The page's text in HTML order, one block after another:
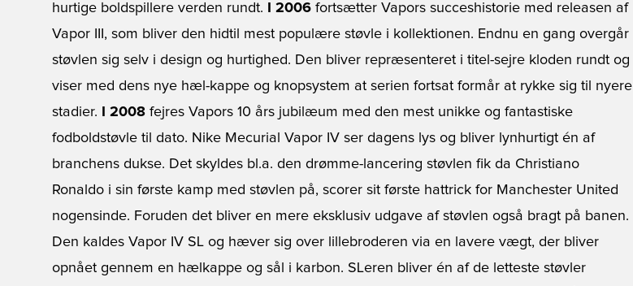
hurtige boldspillere verden rundt.
I 2006 fortsætter Vapors succeshistorie med releasen af
Vapor III, som bliver den hidtil mest populære støvle i kollektionen. Endnu en gang overgår
støvlen sig selv i design og hurtighed. Den bliver repræsenteret i titel-sejre kloden rundt og
viser med dens nye hæl-kappe og knopsystem at serien fortsat formår at rykke sig til nyere
stadier.
I 2008 fejres Vapors 10 års jubilæum med den mest unikke og fantastiske
fodboldstøvle til dato. Nike Mecurial Vapor IV ser dagens lys og bliver lynhurtigt én af
branchens dukse. Det skyldes bl.a. den drømme-lancering støvlen fik da Christiano
Ronaldo i sin første kamp med støvlen på, scorer sit første hattrick for Manchester United
nogensinde. Foruden det bliver en mere eksklusiv udgave af støvlen også bragt på banen.
Den kaldes Vapor IV SL og hæver sig over lillebroderen via en lavere vægt, der bliver
opnået gennem en hælkappe og sål i karbon. SLeren bliver én af de letteste støvler